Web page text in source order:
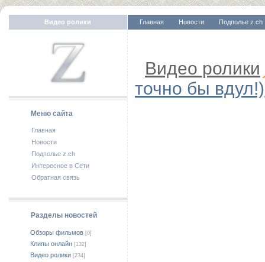
Видео ролики Главная Новости Подполье z.ch
Видео ролики
точно бы вдул!)
Меню сайта
Главная
Новости
Подполье z.ch
Интересное в Сети
Обратная связь
Разделы новостей
Обзоры фильмов [0]
Клипы онлайн [132]
Видео ролики [234]